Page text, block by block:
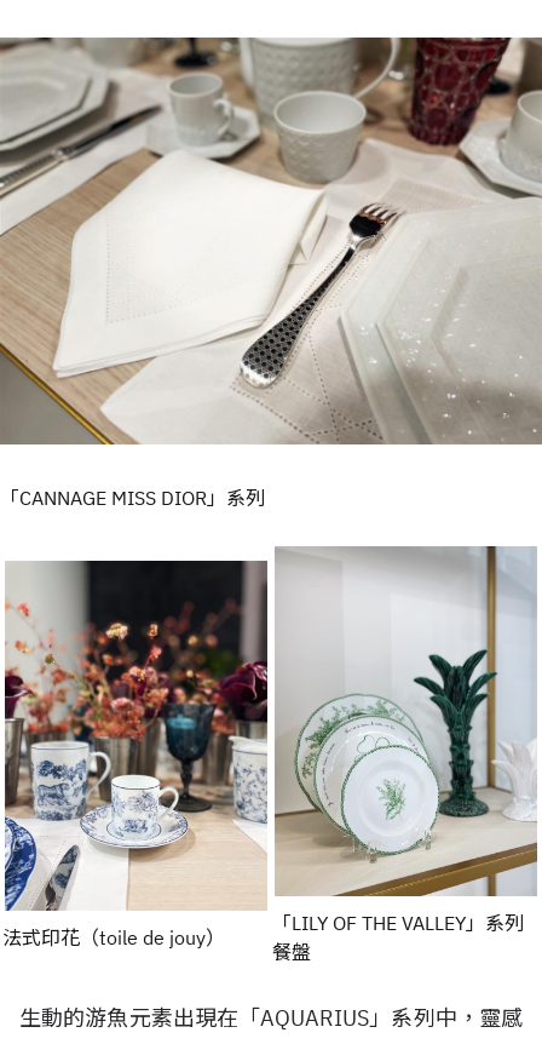
「CANNAGE MISS DIOR」系列
法式印花（toile de jouy）
「LILY OF THE VALLEY」系列
餐盤
生動的游魚元素出現在「AQUARIUS」系列中，靈感